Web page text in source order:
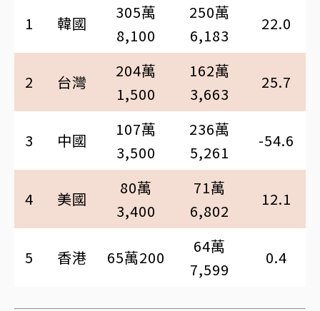
1 韓國
305萬
8,100
250萬
6,183
22.0
2 台灣
204萬
1,500
162萬
3,663
25.7
3 中國
107萬
3,500
236萬
5,261
-54.6
4 美國
80萬
3,400
71萬
6,802
12.1
5 香港 65萬200
64萬
7,599
0.4